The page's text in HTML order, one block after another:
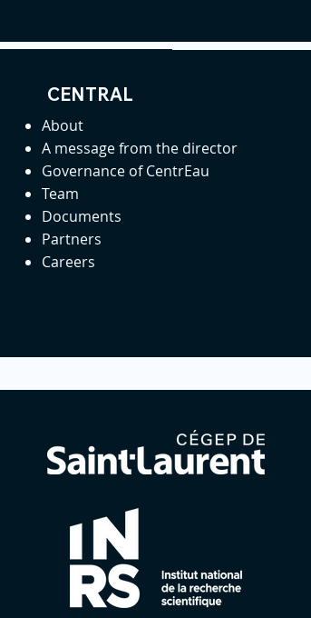
CENTRAL
About
A message from the director
Governance of CentrEau
Team
Documents
Partners
Careers